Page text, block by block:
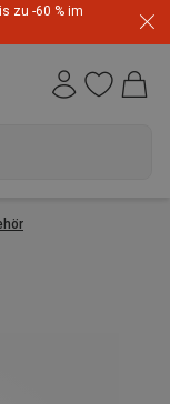
zu -60 % im